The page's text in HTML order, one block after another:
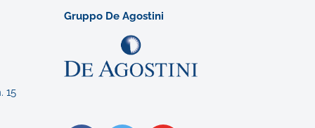
15
Gruppo De Agostini